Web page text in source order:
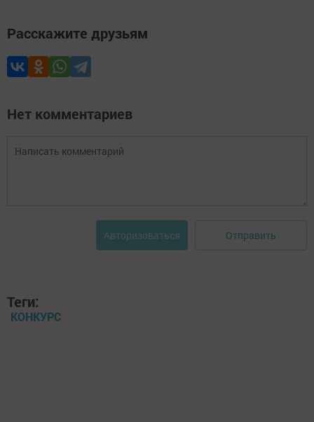
Расскажите друзьям
Нет комментариев
Авторизоваться Отправить
Теги:
КОНКУРС